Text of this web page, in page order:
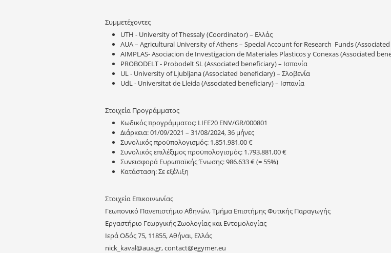
Συμμετέχοντες
UTH - University of Thessaly (Coordinator) – Ελλάς
AUA – Agricultural University of Athens – Special Account for Research Funds
AIMPLAS- Asociacion de Investigacion de Materiales Plasticos y Conexas (Associated
PROBODELT - Probodelt SL (Associated beneficiary) – Ισπανία
UL - University of Ljubljana (Associated beneficiary) – Σλοβενία
UdL - Universitat de Lleida (Associated beneficiary) – Ισπανία
Στοιχεία Προγράμματος
Κωδικός προγράμματος: LIFE20 ENV/GR/000801
Διάρκεια: 01/09/2021 – 31/08/2024, 36 μήνες
Συνολικός προϋπολογισμός: 1.851.981,00 €
Συνολικός επιλέξιμος προϋπολογισμός: 1.793.881,00 €
Συνεισφορά Ευρωπαϊκής Ένωσης: 986.633 € (= 55%)
Κατάσταση: Σε εξέλιξη
Στοιχεία Επικοινωνίας
Γεωπονικό Πανεπιστήμιο Αθηνών, Τμήμα Επιστήμης Φυτικής Παραγωγής
Εργαστήριο Γεωργικής Ζωολογίας και Εντομολογίας
Ιερά Οδός 75, 11855, Αθήναι, Ελλάς
nick_kaval@aua.gr, contact@egymer.eu